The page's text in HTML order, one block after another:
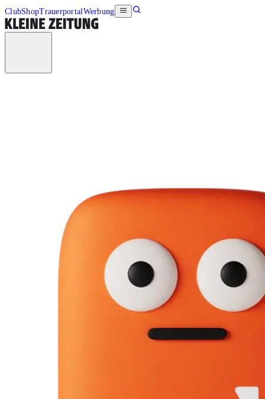
ClubShopTrauerportalWerbung